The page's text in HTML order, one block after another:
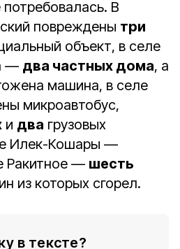
потребовалась. В
повреждены три
объект, в селе
— два частных дома, а
машина, в селе
микроавтобус,
и два грузовых
Илек-Кошары —
Ракитное — шесть
из которых сгорел.
в тексте?